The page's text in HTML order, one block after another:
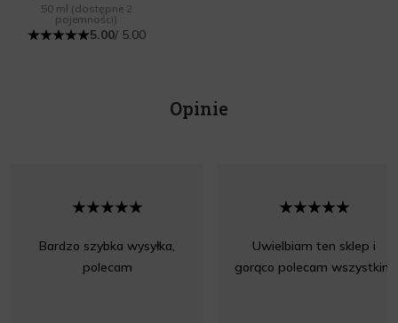
50 ml (dostępne 2
pojemności)
5.00/ 5.00
Opinie
Bardzo szybka wysyłka,
polecam
Uwielbiam ten sklep i
gorąco polecam wszystkim